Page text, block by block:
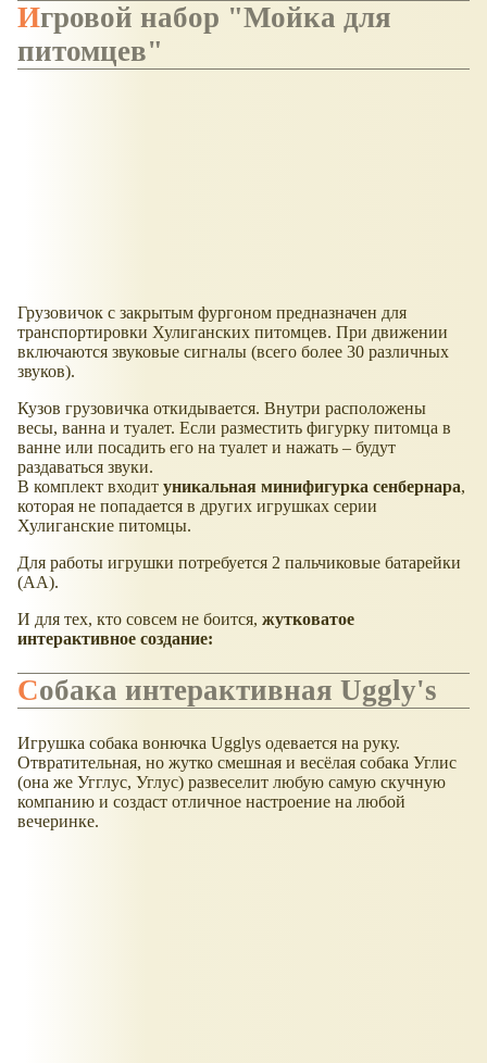
Игровой набор "Мойка для
питомцев"
Грузовичок с закрытым фургоном предназначен для
транспортировки Хулиганских питомцев. При движении
включаются звуковые сигналы (всего более 30 различных
звуков).
Кузов грузовичка откидывается. Внутри расположены
весы, ванна и туалет. Если разместить фигурку питомца в
ванне или посадить его на туалет и нажать – будут
раздаваться звуки.
В комплект входит уникальная минифигурка сенбернара,
которая не попадается в других игрушках серии
Хулиганские питомцы.
Для работы игрушки потребуется 2 пальчиковые батарейки
(АА).
И для тех, кто совсем не боится, жутковатое
интерактивное создание:
Собака интерактивная Uggly's
Игрушка собака вонючка Ugglys одевается на руку.
Отвратительная, но жутко смешная и весёлая собака Углис
(она же Угглус, Углус) развеселит любую самую скучную
компанию и создаст отличное настроение на любой
вечеринке.